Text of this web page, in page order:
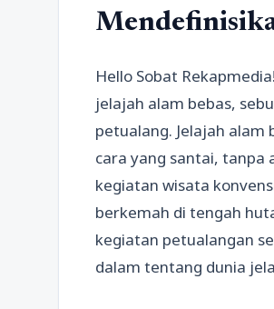
Hello Sobat
jelajah alam bebas,
petualang. Jelajah
cara yang santai, tanpa
kegiatan wisata
berkemah di tengah
kegiatan petualangan
dalam tentang dunia